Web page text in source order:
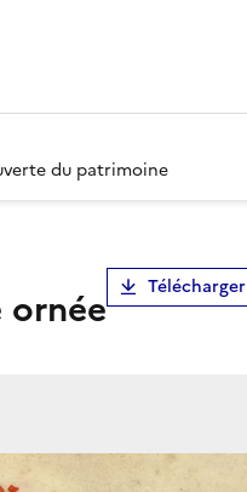
du patrimoine
Télécharger